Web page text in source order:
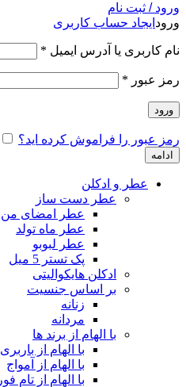
ورود / ثبت نام
ورود ایجاد حساب کاربری
نام کاربری یا آدرس ایمیل *
رمز عبور *
ورود
رمز عبور را فراموش کرده اید؟
ادامه
عطر و ادکلن
عطر دست ساز
عطر امضای من
عطر ماه تولد
عطر لبوبو
پک تستر 5 میل
ادکلن هایکوالیتی
بر اساس جنسیت
زنانه
مردانه
با الهام از برند ها
با الهام از باربری
با الهام از آمواج
با الهام از تام